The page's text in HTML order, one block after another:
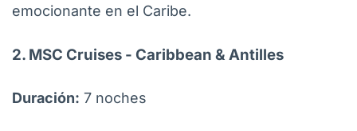
emocionante en el Caribe.
2. MSC Cruises - Caribbean & Antilles
Duración: 7 noches